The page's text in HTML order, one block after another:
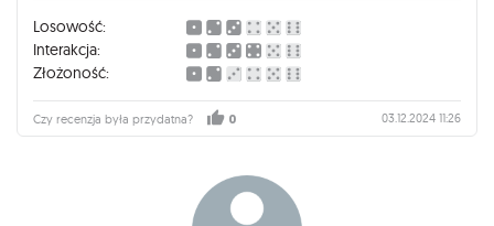
Losowość:
Interakcja:
Złożoność:
Czy recenzja była przydatna? 0 03.12.2024 11:26